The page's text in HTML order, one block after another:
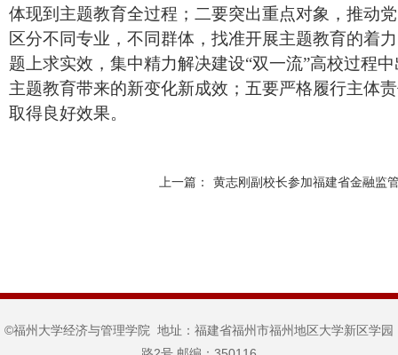
体现到主题教育全过程；二要突出重点对象，推动
区分不同专业，不同群体，找准开展主题教育的着
题上求实效，集中精力解决建设“双一流”高校过程
主题教育带来的新变化新成效；五要严格履行主体
取得良好效果。
上一篇： 黄志刚副校长参加福建省金融监
©福州大学经济与管理学院 地址：福建省福州市福州地区大学新区学园